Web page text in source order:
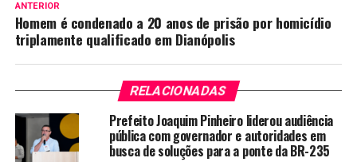
ANTERIOR
Homem é condenado a 20 anos de prisão por homicídio
triplamente qualificado em Dianópolis
RELACIONADAS
Prefeito Joaquim Pinheiro liderou audiência
pública com governador e autoridades em
busca de soluções para a ponte da BR-235